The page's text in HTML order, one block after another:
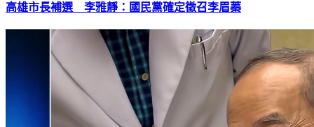
高雄市長補選 李雅靜：國民黨確定徵召李眉蓁